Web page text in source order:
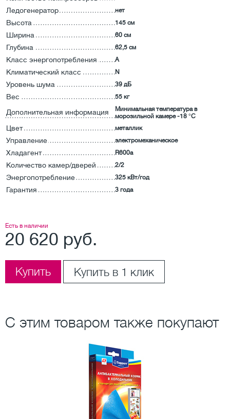
Ледогенератор нет
Высота 145 см
Ширина 60 см
Глубина 62,5 см
Класс энергопотребления А
Климатический класс N
Уровень шума 39 дБ
Вес 55 кг
Дополнительная информация
Минимальная температура в
морозильной камере -18 °C
Цвет металлик
Управление электромеханическое
Хладагент R600a
Количество камер/дверей 2/2
Энергопотребление 325 кВт/год
Гарантия 3 года
Есть в наличии
20 620 руб.
Купить Купить в 1 клик
С этим товаром также покупают